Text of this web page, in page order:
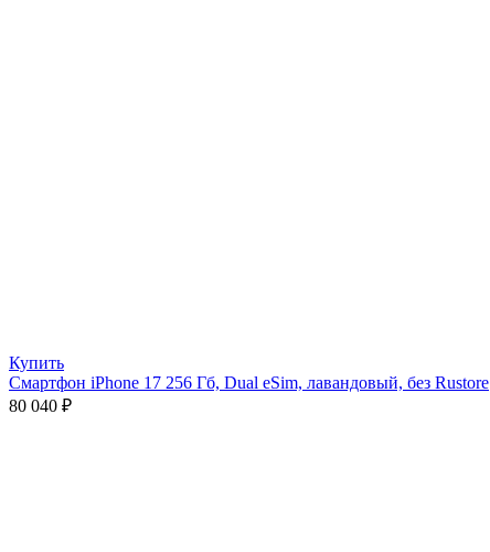
Купить
Смартфон iPhone 17 256 Гб, Dual eSim, лавандовый, без Rustore
80 040 ₽